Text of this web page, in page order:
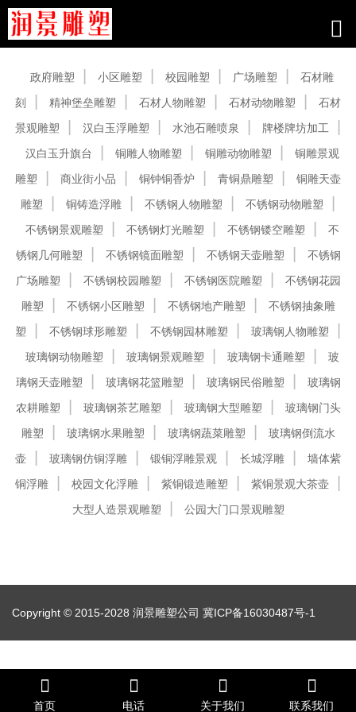
政府雕塑 小区雕塑 校园雕塑 广场雕塑
石材雕
刻
精神堡垒雕塑 石材人物雕塑 石材动物雕塑
石材
景观雕塑
汉白玉浮雕塑 水池石雕喷泉
牌楼牌坊加工
汉白玉升旗台
铜雕人物雕塑 铜雕动物雕塑
铜雕景观
雕塑
商业街小品 铜钟铜香炉 青铜鼎雕塑
铜雕天壶
雕塑
铜铸造浮雕 不锈钢人物雕塑
不锈钢动物雕塑
不锈钢景观雕塑
不锈钢灯光雕塑 不锈钢镂空雕塑
不
锈钢几何雕塑
不锈钢镜面雕塑 不锈钢天壶雕塑
不锈钢
广场雕塑
不锈钢校园雕塑 不锈钢医院雕塑
不锈钢花园
雕塑
不锈钢小区雕塑 不锈钢地产雕塑
不锈钢抽象雕
塑
不锈钢球形雕塑 不锈钢园林雕塑
玻璃钢人物雕塑
玻璃钢动物雕塑
玻璃钢景观雕塑 玻璃钢卡通雕塑
玻
璃钢天壶雕塑
玻璃钢花篮雕塑 玻璃钢民俗雕塑
玻璃钢
农耕雕塑
玻璃钢茶艺雕塑 玻璃钢大型雕塑
玻璃钢门头
雕塑
玻璃钢水果雕塑 玻璃钢蔬菜雕塑
玻璃钢倒流水
壶
玻璃钢仿铜浮雕 锻铜浮雕景观 长城浮雕
墙体紫
铜浮雕
校园文化浮雕 紫铜锻造雕塑
紫铜景观大茶壶
大型人造景观雕塑
公园大门口景观雕塑
Copyright © 2015-2028 润景雕塑公司 冀ICP备16030487号-1
首页 电话 关于我们 联系我们